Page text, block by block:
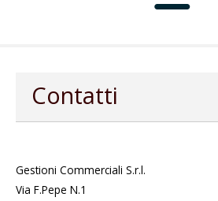
I Nostri Negozi
Contatti
Gestioni Commerciali S.r.l.
Via F.Pepe N.1